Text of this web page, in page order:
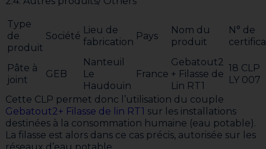
Type
de
produit
Société
Lieu de
fabrication
Pays
Nom du
produit
N° de
Pâte à
joint
GEB
Nanteuil
Le
Haudouin
France
Gebatout2
+ Filasse de
Lin RT1
18 CLP
LY 007
Cette CLP permet donc l’utilisation du couple
Gebatout2+ Filasse de lin RT1 sur les installations
destinées à la consommation humaine (eau potable).
La filasse est alors dans ce cas précis, autorisée sur les